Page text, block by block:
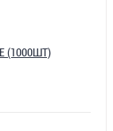
(1000ШТ)